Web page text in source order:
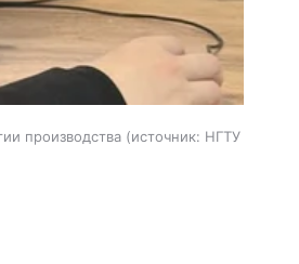
производства источник: НГТУ